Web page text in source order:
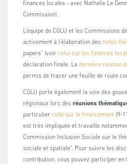
finances locales - avec Nathalie Le
Commission).
L'équipe de CGLU et les Commissions
activement à l'élaboration des notes
papers" (voir celui sur les finances
déclaration finale. La dernière réunion
permis de tracer une feuille de route
CGLU porte également la voix des
régionaux lors des réunions
particulier celle sur le financement (9-
est très impliquée et travaille
Commission Inclusion Sociale sur le
sociale et spatiale". Pour suivre les
contribution, vous pouvez participer en